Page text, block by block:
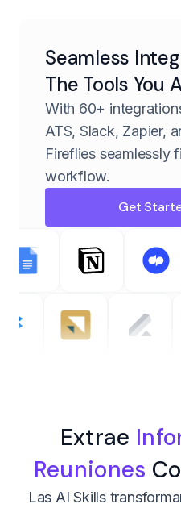
Seamless
The Tools You
With 60+
ATS, Slack, Zapier,
Fireflies seamlessly
workflow.
Get
Extrae
Reuniones
Las AI Skills